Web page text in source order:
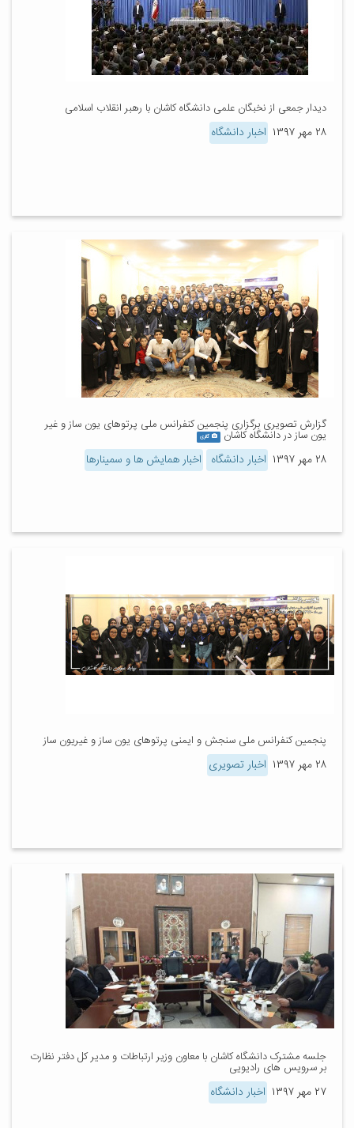
دیدار جمعی از نخبگان علمی دانشگاه کاشان با رهبر انقلاب اسلامی
۲۸ مهر ۱۳۹۷ اخبار دانشگاه
گزارش تصویری برگزاری پنجمین کنفرانس ملی پرتوهای یون ساز و غیر
یون ساز در دانشگاه کاشان گالری
۲۸ مهر ۱۳۹۷ اخبار دانشگاه اخبار همایش ها و سمینارها
پنجمین کنفرانس ملی سنجش و ایمنی پرتوهای یون ساز و غیریون ساز
۲۸ مهر ۱۳۹۷ اخبار تصویری
جلسه مشترک دانشگاه کاشان با معاون وزیر ارتباطات و مدیر کل دفتر نظارت
بر سرویس های رادیویی
۲۷ مهر ۱۳۹۷ اخبار دانشگاه